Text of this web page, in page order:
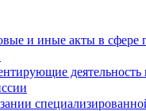
и иные акты в сфере
деятельность